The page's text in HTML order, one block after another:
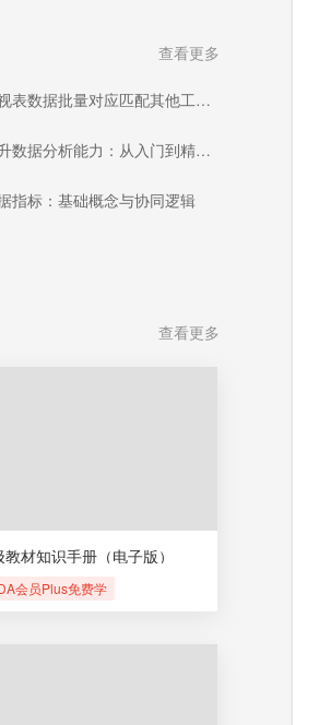
查看更多
量对应匹配其他工作表的方法与实操应用
能力：从入门到精通的系统化成长路径
指标：基础概念与协同逻辑
查看更多
材知识手册（电子版）
会员Plus免费学